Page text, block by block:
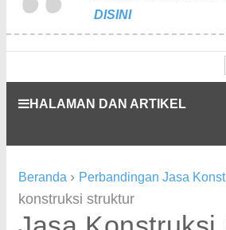
DISINI
HALAMAN DAN ARTIKEL
Beranda › Perbandingan Jasa
konstruksi struktur